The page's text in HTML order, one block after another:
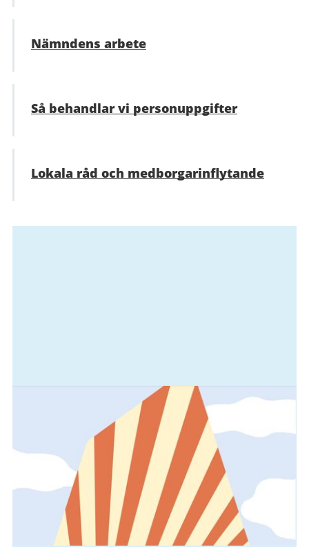
Nämndens arbete
Så behandlar vi personuppgifter
Lokala råd och medborgarinflytande